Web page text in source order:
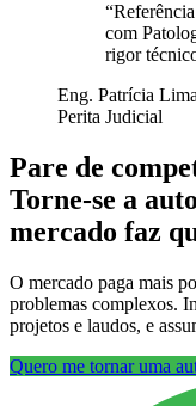
“
com
rigor
Eng. Patrícia Lima
Perita Judicial
Pare de
Torne-se a
mercado faz
O mercado paga mais
problemas complexos.
projetos e laudos, e
Quero me tornar uma